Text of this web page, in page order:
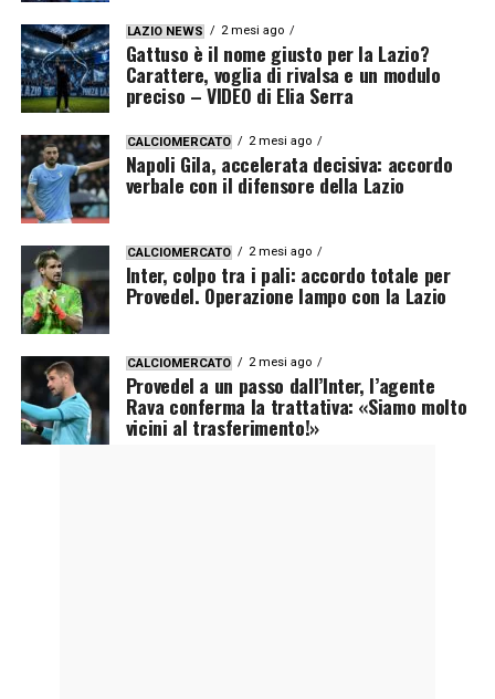
LAZIO NEWS 2 mesi ago
Gattuso è il nome giusto per la Lazio?
Carattere, voglia di rivalsa e un modulo
preciso – VIDEO di Elia Serra
CALCIOMERCATO 2 mesi ago
Napoli Gila, accelerata decisiva: accordo
verbale con il difensore della Lazio
CALCIOMERCATO 2 mesi ago
Inter, colpo tra i pali: accordo totale per
Provedel. Operazione lampo con la Lazio
CALCIOMERCATO 2 mesi ago
Provedel a un passo dall’Inter, l’agente
Rava conferma la trattativa: «Siamo molto
vicini al trasferimento!»